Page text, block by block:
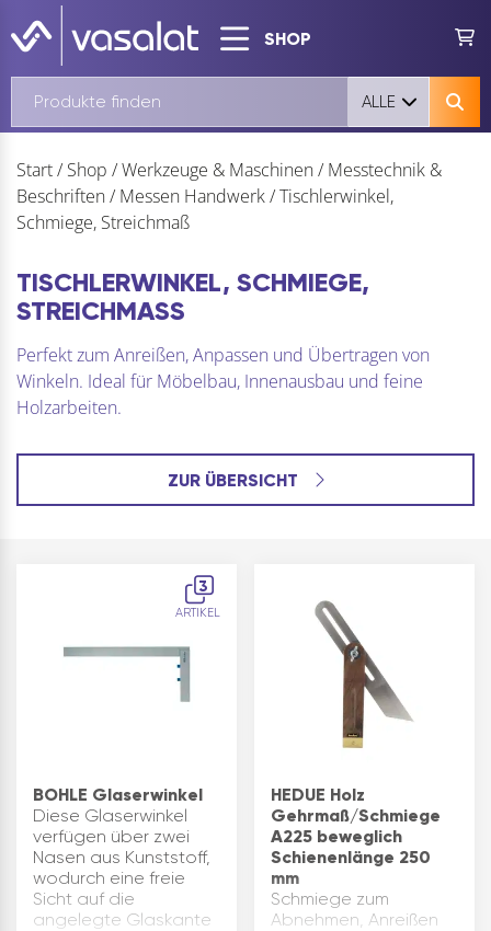
SHOP
ALLE
Start/ Shop /Werkzeuge & Maschinen/ Messtechnik &
Beschriften/ Messen Handwerk/Tischlerwinkel,
Schmiege, Streichmaß
TISCHLERWINKEL, SCHMIEGE,
STREICHMASS
Perfekt zum Anreißen, Anpassen und Übertragen von
Winkeln. Ideal für Möbelbau, Innenausbau und feine
Holzarbeiten.
ZUR ÜBERSICHT
3
ARTIKEL
BOHLE Glaserwinkel
Diese Glaserwinkel
verfügen über zwei
Nasen aus Kunststoff,
wodurch eine freie
Sicht auf die
angelegte Glaskante
HEDUE Holz
Gehrmaß/Schmiege
A225 beweglich
Schienenlänge 250
mm
Schmiege zum
Abnehmen, Anreißen